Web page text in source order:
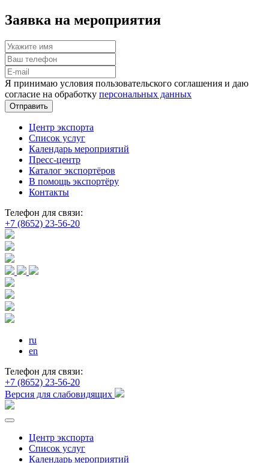
Заявка на мероприятия
Я принимаю условия пользовательского соглашения и даю
согласие на обработку персональных данных
Отправить
Центр экспорта
Список услуг
Календарь мероприятий
Пресс-центр
Каталог экспортёров
В помощь экспортёру
Контакты
Телефон для связи:
+7 (8652) 23-56-20
ru
en
Телефон для связи:
+7 (8652) 23-56-20
Версия для слабовидящих
Центр экспорта
Список услуг
Календарь мероприятий